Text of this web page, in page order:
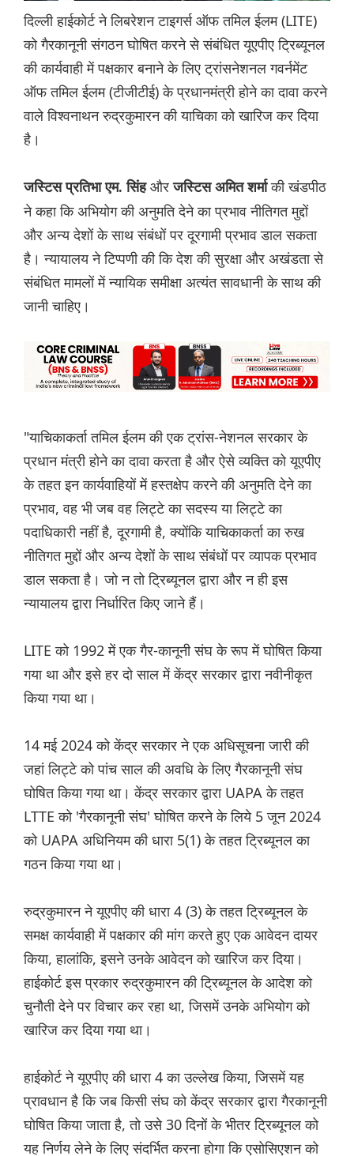
दिल्ली हाईकोर्ट ने लिबरेशन टाइगर्स ऑफ तमिल ईलम (LITE)
को गैरकानूनी संगठन घोषित करने से संबंधित यूएपीए ट्रिब्यूनल
की कार्यवाही में पक्षकार बनाने के लिए ट्रांसनेशनल गवर्नमेंट
ऑफ तमिल ईलम (टीजीटीई) के प्रधानमंत्री होने का दावा करने
वाले विश्वनाथन रुद्रकुमारन की याचिका को खारिज कर दिया
है।
जस्टिस प्रतिभा एम. सिंहऔरजस्टिस अमित शर्माकी खंडपीठ
ने कहा कि अभियोग की अनुमति देने का प्रभाव नीतिगत मुद्दों
और अन्य देशों के साथ संबंधों पर दूरगामी प्रभाव डाल सकता
है। न्यायालय ने टिप्पणी की कि देश की सुरक्षा और अखंडता से
संबंधित मामलों में न्यायिक समीक्षा अत्यंत सावधानी के साथ की
जानी चाहिए।
"याचिकाकर्ता तमिल ईलम की एक ट्रांस-नेशनल सरकार के
प्रधान मंत्री होने का दावा करता है और ऐसे व्यक्ति को यूएपीए
के तहत इन कार्यवाहियों में हस्तक्षेप करने की अनुमति देने का
प्रभाव, वह भी जब वह लिट्टे का सदस्य या लिट्टे का
पदाधिकारी नहीं है, दूरगामी है, क्योंकि याचिकाकर्ता का रुख
नीतिगत मुद्दों और अन्य देशों के साथ संबंधों पर व्यापक प्रभाव
डाल सकता है। जो न तो ट्रिब्यूनल द्वारा और न ही इस
न्यायालय द्वारा निर्धारित किए जाने हैं।
LITE को 1992 में एक गैर-कानूनी संघ के रूप में घोषित किया
गया था और इसे हर दो साल में केंद्र सरकार द्वारा नवीनीकृत
किया गया था।
14 मई 2024 को केंद्र सरकार ने एक अधिसूचना जारी की
जहां लिट्टे को पांच साल की अवधि के लिए गैरकानूनी संघ
घोषित किया गया था। केंद्र सरकार द्वारा UAPA के तहत
LTTE को 'गैरकानूनी संघ' घोषित करने के लिये 5 जून 2024
को UAPA अधिनियम की धारा 5(1) के तहत ट्रिब्यूनल का
गठन किया गया था।
रुद्रकुमारन ने यूएपीए की धारा 4 (3) के तहत ट्रिब्यूनल के
समक्ष कार्यवाही में पक्षकार की मांग करते हुए एक आवेदन दायर
किया, हालांकि, इसने उनके आवेदन को खारिज कर दिया।
हाईकोर्ट इस प्रकार रुद्रकुमारन की ट्रिब्यूनल के आदेश को
चुनौती देने पर विचार कर रहा था, जिसमें उनके अभियोग को
खारिज कर दिया गया था।
हाईकोर्ट ने यूएपीए की धारा 4 का उल्लेख किया, जिसमें यह
प्रावधान है कि जब किसी संघ को केंद्र सरकार द्वारा गैरकानूनी
घोषित किया जाता है, तो उसे 30 दिनों के भीतर ट्रिब्यूनल को
यह निर्णय लेने के लिए संदर्भित करना होगा कि एसोसिएशन को